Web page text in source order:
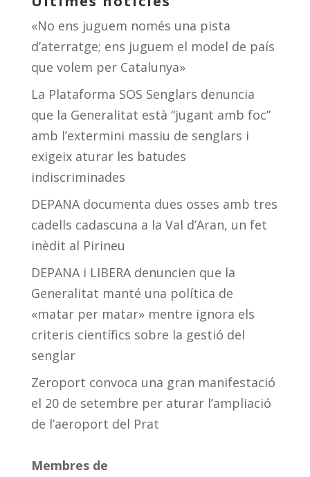
«No ens juguem només una pista
d’aterratge; ens juguem el model de país
que volem per Catalunya»
La Plataforma SOS Senglars denuncia
que la Generalitat està “jugant amb foc”
amb l’extermini massiu de senglars i
exigeix aturar les batudes
indiscriminades
DEPANA documenta dues osses amb tres
cadells cadascuna a la Val d’Aran, un fet
inèdit al Pirineu
DEPANA i LIBERA denuncien que la
Generalitat manté una política de
«matar per matar» mentre ignora els
criteris científics sobre la gestió del
senglar
Zeroport convoca una gran manifestació
el 20 de setembre per aturar l’ampliació
de l’aeroport del Prat
Membres de